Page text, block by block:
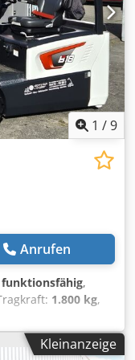
Joystick-Steuerung,
1 /9
Anrufen
,
1.800 kg,
2.130 mm, Leistung:
mm, Gabellänge:
Kleinanzeige